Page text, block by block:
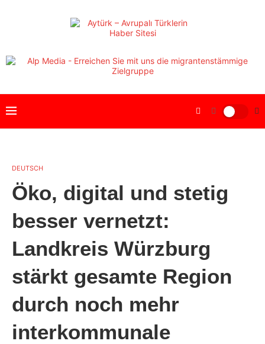
DEUTSCH
Öko, digital und stetig
besser vernetzt:
Landkreis Würzburg
stärkt gesamte Region
durch noch mehr
interkommunale